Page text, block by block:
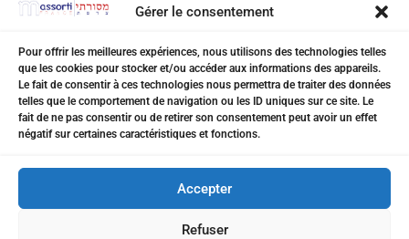
Gérer le consentement
Pour offrir les meilleures expériences, nous utilisons des technologies telles
que les cookies pour stocker et/ou accéder aux informations des appareils.
Le fait de consentir à ces technologies nous permettra de traiter des données
telles que le comportement de navigation ou les ID uniques sur ce site. Le
fait de ne pas consentir ou de retirer son consentement peut avoir un effet
négatif sur certaines caractéristiques et fonctions.
Accepter
Refuser
07 75 76 20 97
eitanchikli@gmail.com
17 av Shakespeare 06000 Nice